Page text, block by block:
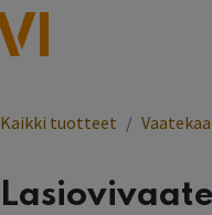
Kaikki tuotteet